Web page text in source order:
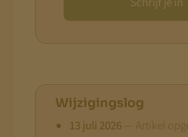
Wijzigingslog
13 juli 2026— Artikel